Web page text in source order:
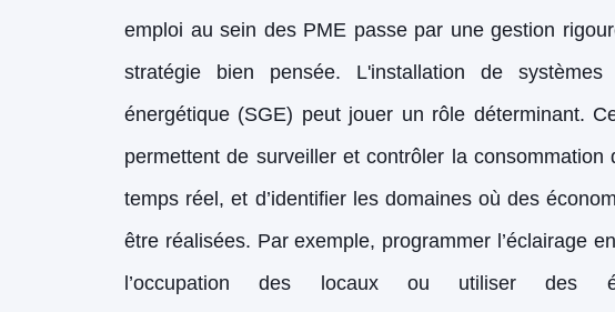
emploi au sein des PME passe par une gestion
stratégie bien pensée. L'installation de
énergétique (SGE) peut jouer un rôle déterminant.
permettent de surveiller et contrôler la consommation
temps réel, et d’identifier les domaines où des
être réalisées. Par exemple, programmer l’éclairage
l’occupation des locaux ou utiliser des